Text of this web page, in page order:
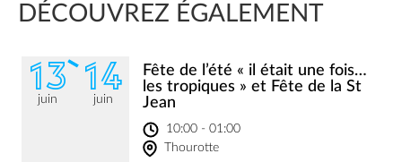
DÉCOUVREZ ÉGALEMENT
13
juin
14
juin
Fête de l’été « il était une fois…
les tropiques » et Fête de la St
Jean
10:00 - 01:00
Thourotte